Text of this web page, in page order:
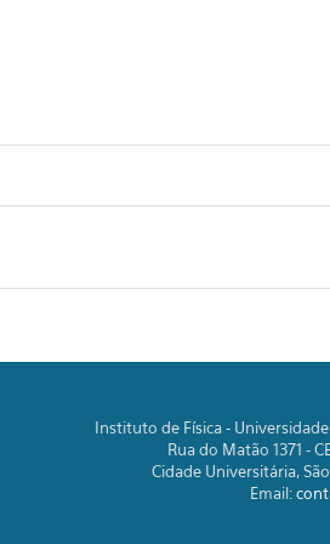
Instituto de Física -
Rua do Matão 1371 -
Cidade Universitária,
Email: